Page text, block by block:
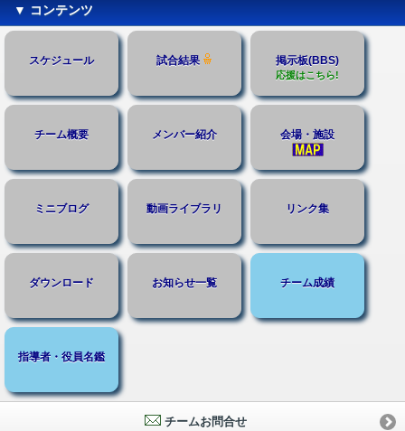
▼ コンテンツ
スケジュール 試合結果 掲示板(BBS)
応援はこちら!
チーム概要 メンバー紹介 会場・施設
ミニブログ 動画ライブラリ リンク集
ダウンロード お知らせ一覧 チーム成績
指導者・役員名鑑
チームお問合せ